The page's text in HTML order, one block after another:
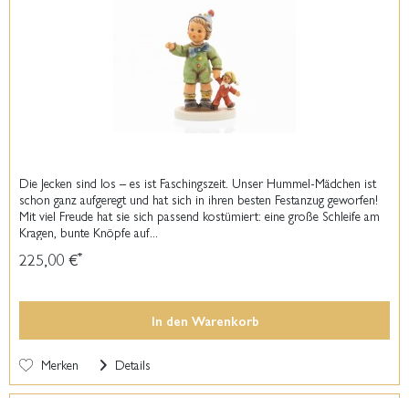
Die Jecken sind los – es ist Faschingszeit. Unser Hummel-Mädchen ist
schon ganz aufgeregt und hat sich in ihren besten Festanzug geworfen!
Mit viel Freude hat sie sich passend kostümiert: eine große Schleife am
Kragen, bunte Knöpfe auf...
225,00 €*
In den Warenkorb
Merken Details